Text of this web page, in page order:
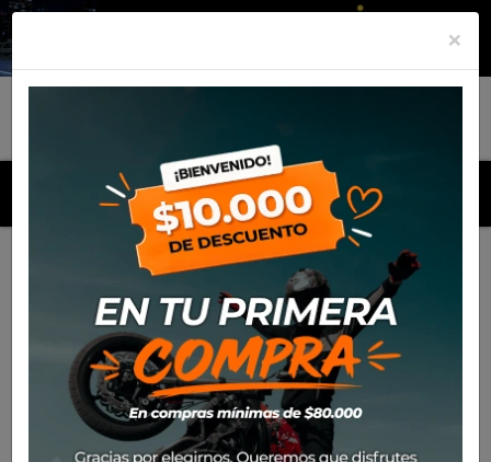
MENU
Productos Casco Nolan N100-5 Upwind 057
×